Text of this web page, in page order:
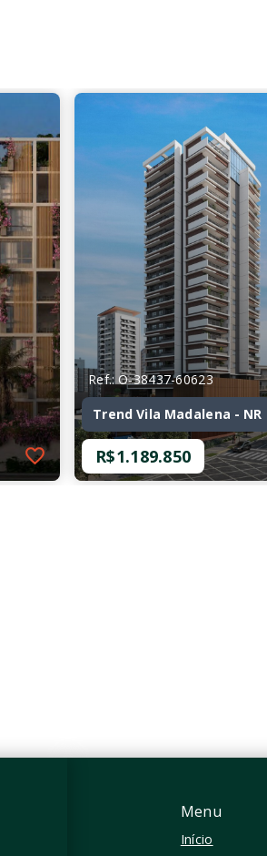
Ref.: O-38437-60623
Trend Vila Madalena - NR
R$1.189.850
Menu
Início